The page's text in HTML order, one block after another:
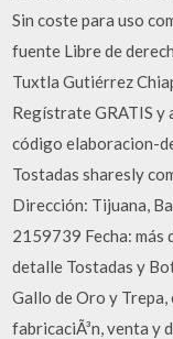
Sin coste para uso
fuente Libre de
Tuxtla Gutiérrez
Regístrate GRATIS y
código elaboracion-
Tostadas sharesly
Dirección: Tijuana,
2159739 Fecha: más
detalle Tostadas y
Gallo de Oro y Trepa,
fabricaciÃ³n, venta y